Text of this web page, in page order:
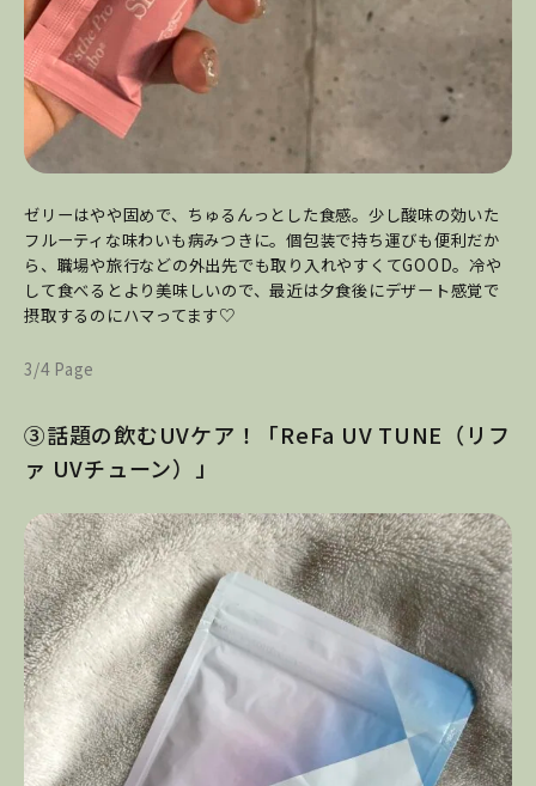
ゼリーはやや固めで、ちゅるんっとした食感。少し酸味の効いた
フルーティな味わいも病みつきに。個包装で持ち運びも便利だか
ら、職場や旅行などの外出先でも取り入れやすくてGOOD。冷や
して食べるとより美味しいので、最近は夕食後にデザート感覚で
摂取するのにハマってます♡
3/4 Page
③話題の飲むUVケア！「ReFa UV TUNE（リフ
ァ UVチューン）」